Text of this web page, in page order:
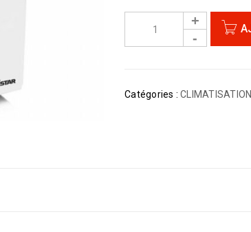
Catégories : CLIMATISATION